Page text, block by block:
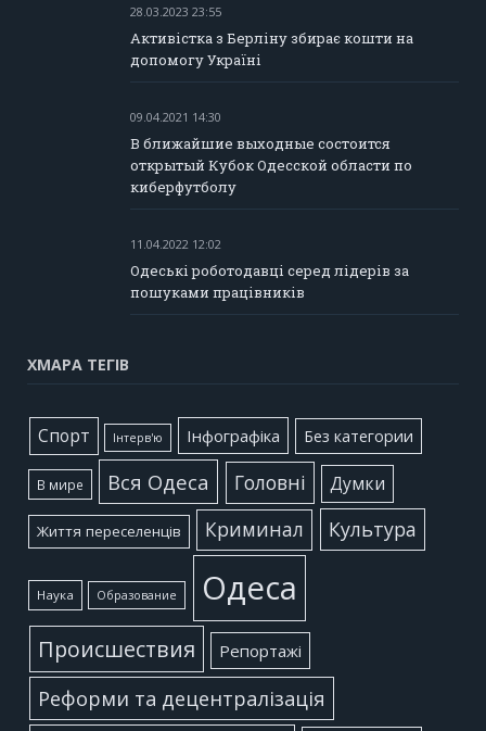
28.03.2023 23:55
Активістка з Берліну збирає кошти на
допомогу Україні
09.04.2021 14:30
В ближайшие выходные состоится
открытый Кубок Одесской области по
киберфутболу
11.04.2022 12:02
Одеські роботодавці серед лідерів за
пошуками працівників
ХМАРА ТЕГІВ
Cпорт Інтерв'ю Інфографіка Без категории
В мире Вся Одеса Головні Думки
Життя переселенців Криминал Культура
Наука Образование Одеса
Происшествия Репортажі
Реформи та децентралізація